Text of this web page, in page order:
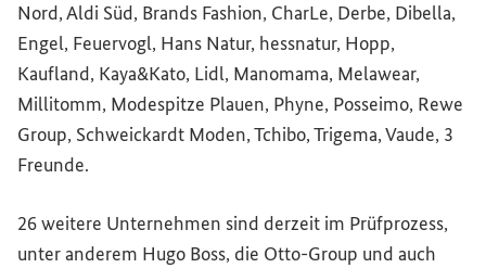
Nord, Aldi Süd, Brands Fashion, CharLe, Derbe, Dibella,
Engel, Feuervogl, Hans Natur, hessnatur, Hopp,
Kaufland, Kaya&Kato, Lidl, Manomama, Melawear,
Millitomm, Modespitze Plauen, Phyne, Posseimo, Rewe
Group, Schweickardt Moden, Tchibo, Trigema, Vaude, 3
Freunde.
26 weitere Unternehmen sind derzeit im Prüfprozess,
unter anderem Hugo Boss, die Otto-Group und auch